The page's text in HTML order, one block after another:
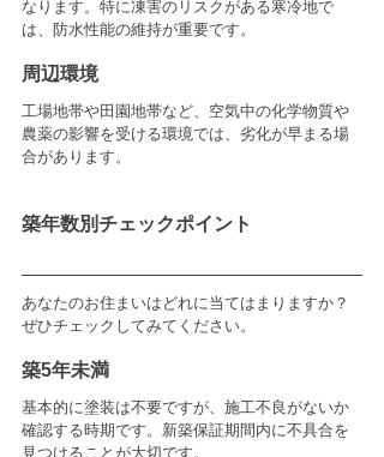
なります。特に凍害のリスクがある寒冷地で
は、防水性能の維持が重要です。
周辺環境
工場地帯や田園地帯など、空気中の化学物質や
農薬の影響を受ける環境では、劣化が早まる場
合があります。
築年数別チェックポイント
あなたのお住まいはどれに当てはまりますか？
ぜひチェックしてみてください。
築5年未満
基本的に塗装は不要ですが、施工不良がないか
確認する時期です。新築保証期間内に不具合を
見つけることが大切です。